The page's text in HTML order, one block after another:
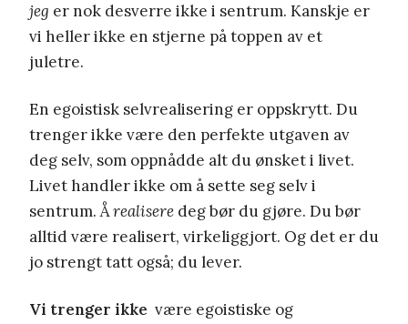
jeg er nok desverre ikke i sentrum. Kanskje er
vi heller ikke en stjerne på toppen av et
juletre.
En egoistisk selvrealisering er oppskrytt. Du
trenger ikke være den perfekte utgaven av
deg selv, som oppnådde alt du ønsket i livet.
Livet handler ikke om å sette seg selv i
sentrum. Årealisere deg bør du gjøre. Du bør
alltid være realisert, virkeliggjort. Og det er du
jo strengt tatt også; du lever.
Vi trenger ikke være egoistiske og